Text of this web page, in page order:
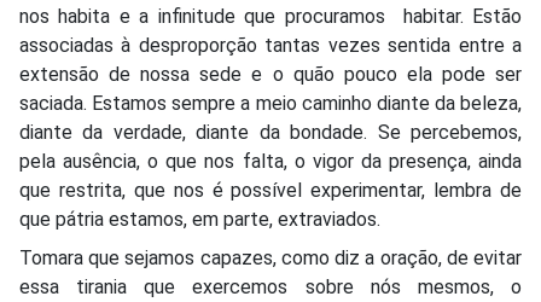
nos habita e a infinitude que procuramos habitar. Estão
associadas à desproporção tantas vezes sentida entre a
extensão de nossa sede e o quão pouco ela pode ser
saciada. Estamos sempre a meio caminho diante da beleza,
diante da verdade, diante da bondade. Se percebemos,
pela ausência, o que nos falta, o vigor da presença, ainda
que restrita, que nos é possível experimentar, lembra de
que pátria estamos, em parte, extraviados.
Tomara que sejamos capazes, como diz a oração, de evitar
essa tirania que exercemos sobre nós mesmos, o